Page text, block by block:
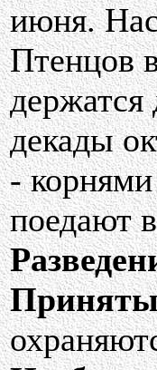
июня.
Птенцов
декады
-
поедают